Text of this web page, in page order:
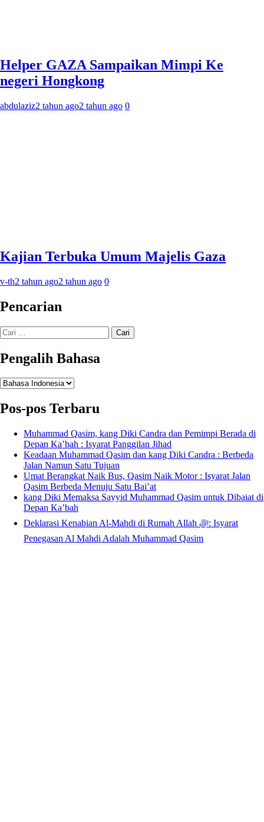
Helper GAZA Sampaikan Mimpi Ke
negeri Hongkong
abdulaziz2 tahun ago2 tahun ago 0
Kajian Terbuka Umum Majelis Gaza
v-th2 tahun ago2 tahun ago 0
Pencarian
Cari
untuk:
Pengalih Bahasa
Pengalih
Pos-pos Terbaru
Muhammad Qasim, kang Diki Candra dan Pemimpi Berada di
Depan Ka’bah : Isyarat Panggilan Jihad
Keadaan Muhammad Qasim dan kang Diki Candra : Berbeda
Jalan Namun Satu Tujuan
Umat Berangkat Naik Bus, Qasim Naik Motor : Isyarat Jalan
Qasim Berbeda Menuju Satu Bai’at
kang Diki Memaksa Sayyid Muhammad Qasim untuk Dibaiat di
Depan Ka’bah
Deklarasi Kenabian Al-Mahdi di Rumah Allah ﷻ: Isyarat
Penegasan Al Mahdi Adalah Muhammad Qasim